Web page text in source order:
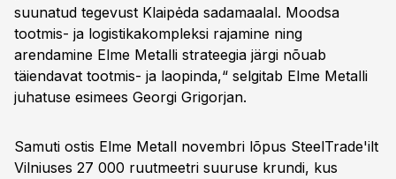
suunatud tegevust Klaipėda sadamaalal. Moodsa
tootmis- ja logistikakompleksi rajamine ning
arendamine Elme Metalli strateegia järgi nõuab
täiendavat tootmis- ja laopinda,“ selgitab Elme Metalli
juhatuse esimees Georgi Grigorjan.
Samuti ostis Elme Metall novembri lõpus SteelTrade'ilt
Vilniuses 27 000 ruutmeetri suuruse krundi, kus